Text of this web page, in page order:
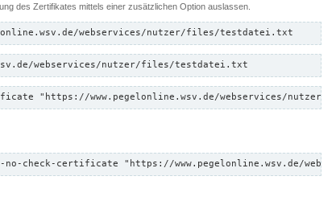
des Zertifikates mittels einer zusätzlichen Option auslassen.
webservices/nutzer/files/testdatei.txt
webservices/nutzer/files/testdatei.txt
"https://www.pegelonline.wsv.de/webservices/
check-certificate "https://www.pegelonline.wsv.de/